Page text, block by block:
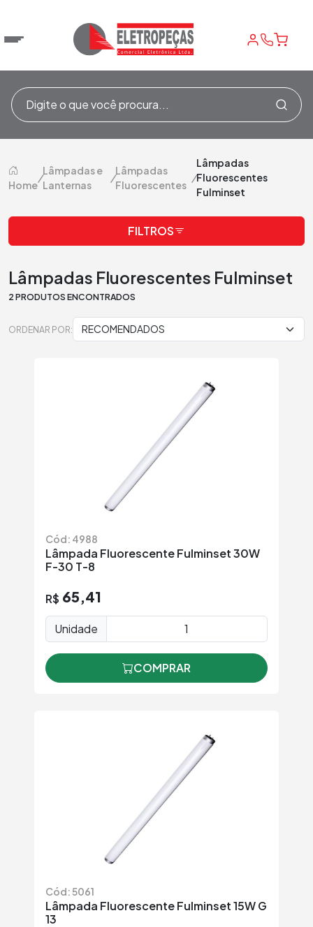
Home
/
Lâmpadas e
Lanternas
/
Lâmpadas
Fluorescentes
/
Lâmpadas
Fluorescentes
Fulminset
FILTROS
Lâmpadas Fluorescentes Fulminset
2 PRODUTOS ENCONTRADOS
ORDENAR POR:
Cód: 4988
Lâmpada Fluorescente Fulminset 30W
F-30 T-8
R$ 65,41
Unidade
COMPRAR
Cód: 5061
Lâmpada Fluorescente Fulminset 15W G
13